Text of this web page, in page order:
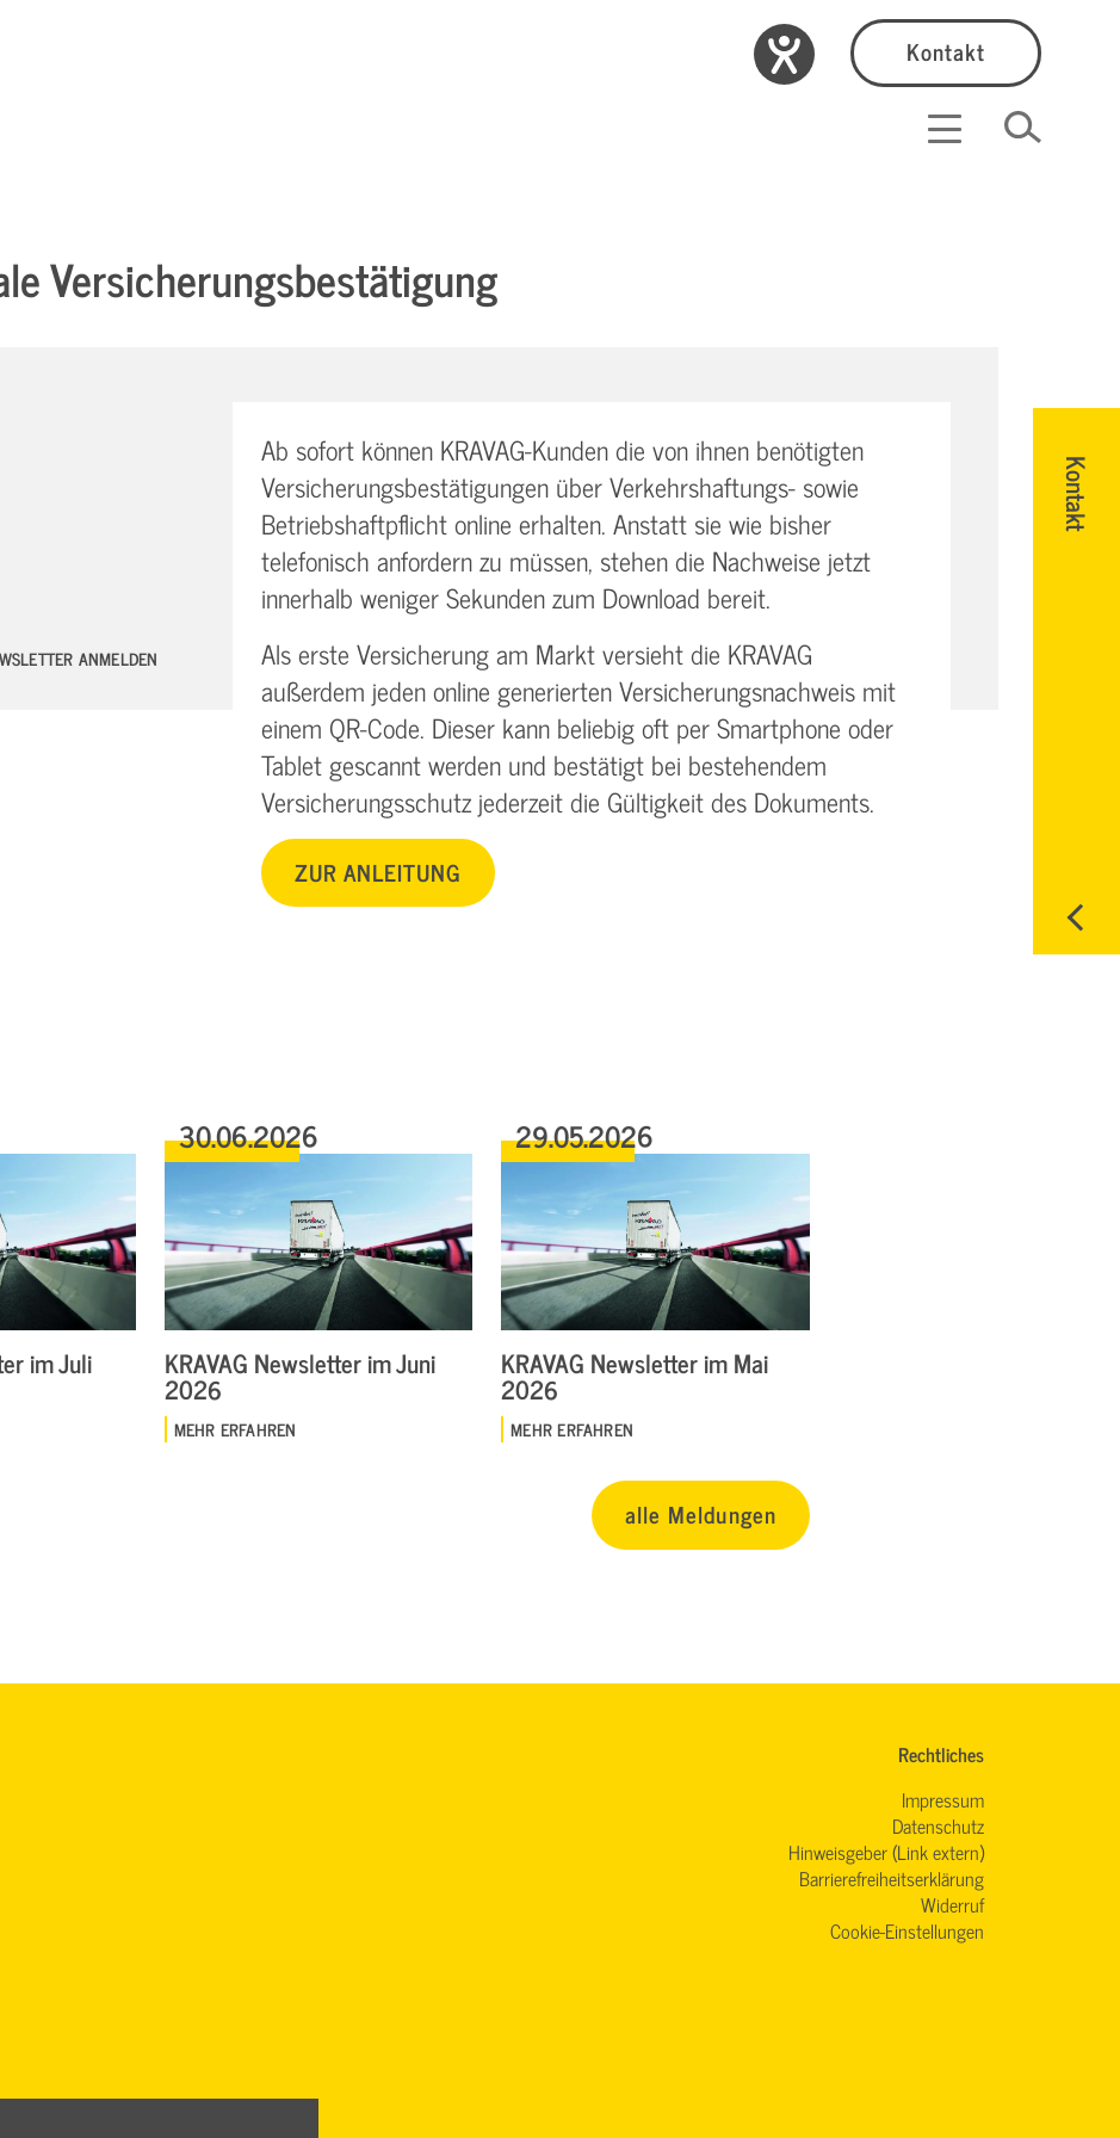
Kontakt
Kontakt
Versicherungsbestätigung
ANMELDEN
Ab sofort können KRAVAG-Kunden die von ihnen benötigten
Versicherungsbestätigungen über Verkehrshaftungs- sowie
Betriebshaftpflicht online erhalten. Anstatt sie wie bisher
telefonisch anfordern zu müssen, stehen die Nachweise jetzt
innerhalb weniger Sekunden zum Download bereit.
Als erste Versicherung am Markt versieht die KRAVAG
außerdem jeden online generierten Versicherungsnachweis mit
einem QR-Code. Dieser kann beliebig oft per Smartphone oder
Tablet gescannt werden und bestätigt bei bestehendem
Versicherungsschutz jederzeit die Gültigkeit des Dokuments.
ZUR ANLEITUNG
im Juli
30.06.2026
KRAVAG Newsletter im Juni
2026
MEHR ERFAHREN
29.05.2026
KRAVAG Newsletter im Mai
2026
MEHR ERFAHREN
alle Meldungen
Rechtliches
Impressum
Datenschutz
Hinweisgeber (Link extern)
Barrierefreiheitserklärung
Widerruf
Cookie-Einstellungen